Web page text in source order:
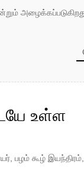
உள்ள
பழம் கூழ் இயந்திரம்,